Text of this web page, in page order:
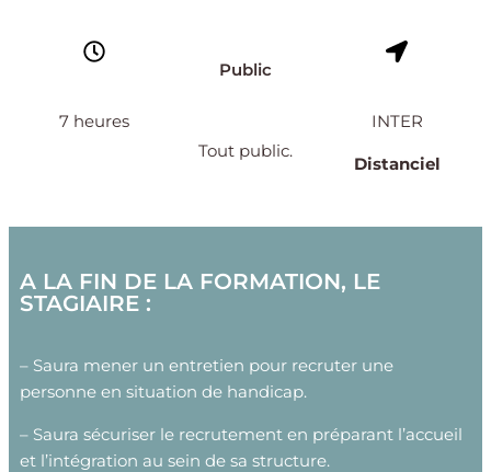
7 heures
Public
Tout public.
INTER
Distanciel
A LA FIN DE LA FORMATION, LE
STAGIAIRE :
– Saura mener un entretien pour recruter une
personne en situation de handicap.
– Saura sécuriser le recrutement en préparant l’accueil
et l’intégration au sein de sa structure.